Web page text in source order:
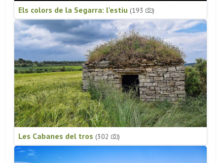
Els colors de la Segarra: l'estiu (193 )
Les Cabanes del tros (302 )